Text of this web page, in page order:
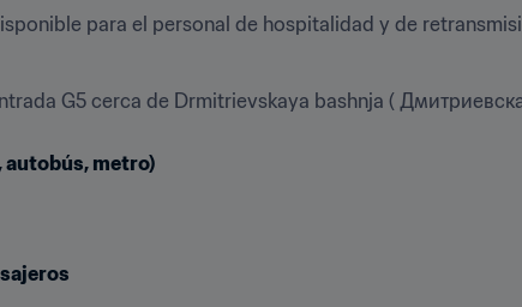
para el personal de hospitalidad y de
G5 cerca de Drmitrievskaya bashnja (
autobús, metro)